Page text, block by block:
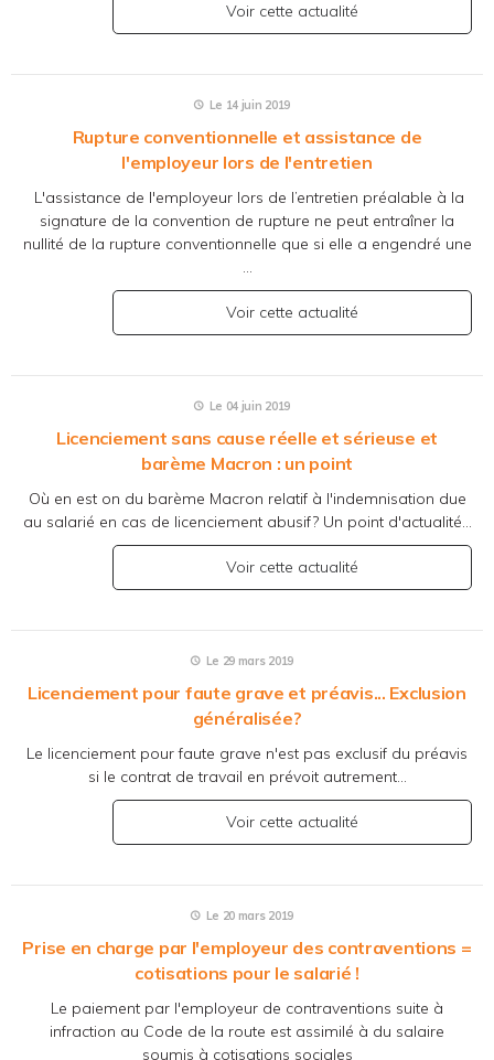
Voir cette actualité
Le 14 juin 2019
Rupture conventionnelle et assistance de
l'employeur lors de l'entretien
L'assistance de l'employeur lors de l’entretien préalable à la
signature de la convention de rupture ne peut entraîner la
nullité de la rupture conventionnelle que si elle a engendré une
...
Voir cette actualité
Le 04 juin 2019
Licenciement sans cause réelle et sérieuse et
barème Macron : un point
Où en est on du barème Macron relatif à l'indemnisation due
au salarié en cas de licenciement abusif? Un point d'actualité...
Voir cette actualité
Le 29 mars 2019
Licenciement pour faute grave et préavis... Exclusion
généralisée?
Le licenciement pour faute grave n'est pas exclusif du préavis
si le contrat de travail en prévoit autrement...
Voir cette actualité
Le 20 mars 2019
Prise en charge par l'employeur des contraventions =
cotisations pour le salarié !
Le paiement par l'employeur de contraventions suite à
infraction au Code de la route est assimilé à du salaire
soumis à cotisations sociales